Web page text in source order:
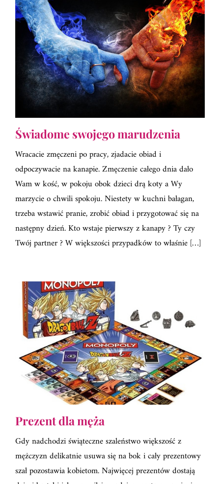
Świadome swojego marudzenia
Wracacie zmęczeni po pracy, zjadacie obiad i
odpoczywacie na kanapie. Zmęczenie całego dnia dało
Wam w kość, w pokoju obok dzieci drą koty a Wy
marzycie o chwili spokoju. Niestety w kuchni bałagan,
trzeba wstawić pranie, zrobić obiad i przygotować się na
następny dzień. Kto wstaje pierwszy z kanapy ? Ty czy
Twój partner ? W większości przypadków to właśnie […]
Prezent dla męża
Gdy nadchodzi świąteczne szaleństwo większość z
mężczyzn delikatnie usuwa się na bok i cały prezentowy
szał pozostawia kobietom. Najwięcej prezentów dostają